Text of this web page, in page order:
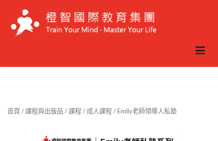
首頁 /課程與出版品/課程 / 成人課程 / Emily老師領導人私塾